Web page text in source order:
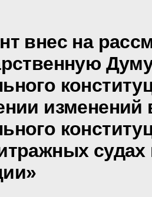
внес на
изменений
судах